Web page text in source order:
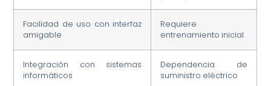
Facilidad de uso con interfaz
amigable
Requiere
entrenamiento inicial
Integración con sistemas
informáticos
Dependencia de
suministro eléctrico